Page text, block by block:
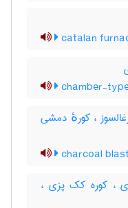
catalan
chamber-
، کورهٔ دمشی
charcoal
، کوره کک پزی ،